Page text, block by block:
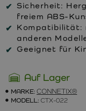
Sicherheit:
freiem ABS-
Kompatibilität:
anderen
Geeignet für
Auf Lager
MARKE: CONNETIX®
MODELL: CTX-022